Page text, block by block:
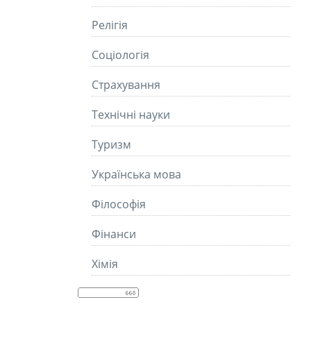
Релігія
Соціологія
Страхування
Технічні науки
Туризм
Українська мова
Філософія
Фінанси
Хімія